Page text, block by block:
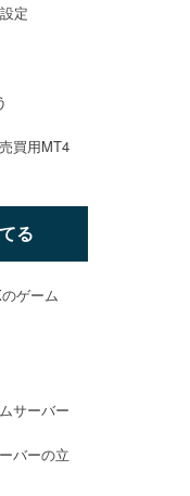
定
買用MT4
る
ゲーム
サーバー
バーの立